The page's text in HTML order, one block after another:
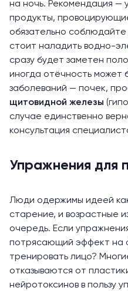
на ночь. Рекомендация —
продукты,
обязательно
стоит наладить водно-
сразу будет заметен
иногда отёчность может
заболеваний — почек,
щитовидной железы
случае единственно
консультация
Упражнения для
Люди одержимы идеей
старение, и возрастные
очередь. Если
потрясающий эффект на
тренировать лицо?
отказываются от
нейротоксинов в пользу